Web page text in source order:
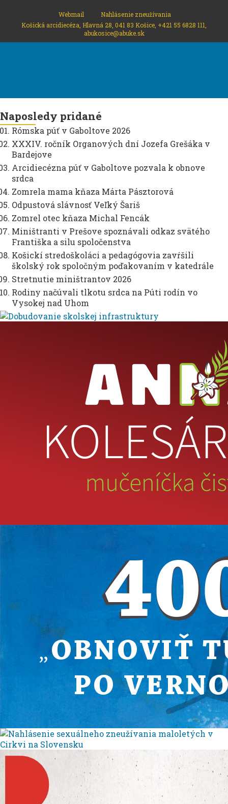
Webmail
Nahlásenie zneužívania
Košická arcidiecéza, Hlavná 28, 041 83 Košice, +421 55 6828 111,
abukosice@abuke.sk
Naposledy pridané
Rómska púť v Gaboltove 2026
XXXIV. ročník Organových dní Jozefa Grešáka v
Bardejove
Arcidiecézna púť v Gaboltove pozvala k obnove
srdca
Zomrela mama kňaza Márta Pásztorová
Odpustová slávnosť Veľký Šariš
Zomrel otec kňaza Michal Fencák
Miništranti v Prešove spoznávali odkaz svätého
Františka a silu spoločenstva
Košickí stredoškoláci a pedagógovia zavŕšili
školský rok spoločným poďakovaním v katedrále
Stretnutie miništrantov 2026
Rodiny načúvali tlkotu srdca na Púti rodín vo
Vysokej nad Uhom